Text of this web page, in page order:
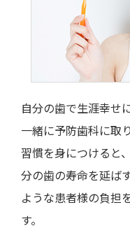
自分の歯で生涯幸せ
一緒に予防歯科に取
習慣を身につけると
分の歯の寿命を延ば
ような患者様の負担
す。